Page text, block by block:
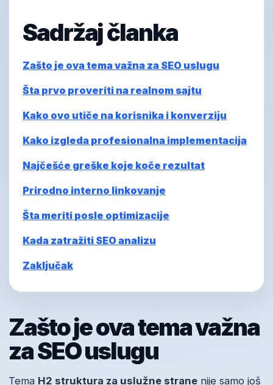
Sadržaj članka
Zašto je ova tema važna za SEO uslugu
Šta prvo proveriti na realnom sajtu
Kako ovo utiče na korisnika i konverziju
Kako izgleda profesionalna implementacija
Najčešće greške koje koče rezultat
Prirodno interno linkovanje
Šta meriti posle optimizacije
Kada zatražiti SEO analizu
Zaključak
Zašto je ova tema važna
za SEO uslugu
Tema H2 struktura za uslužne strane nije samo još